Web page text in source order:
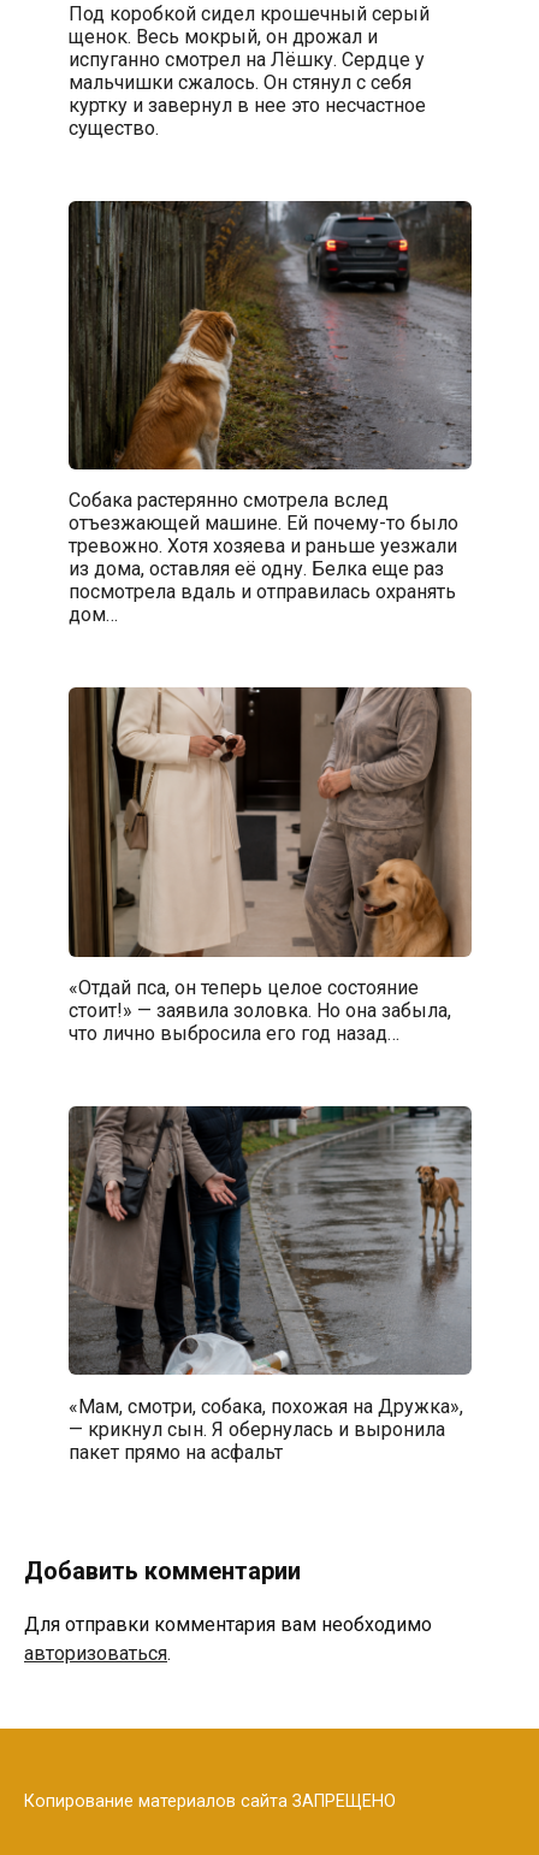
Под коробкой сидел крошечный серый
щенок. Весь мокрый, он дрожал и
испуганно смотрел на Лёшку. Сердце у
мальчишки сжалось. Он стянул с себя
куртку и завернул в нее это несчастное
существо.
Собака растерянно смотрела вслед
отъезжающей машине. Ей почему-то было
тревожно. Хотя хозяева и раньше уезжали
из дома, оставляя её одну. Белка еще раз
посмотрела вдаль и отправилась охранять
дом…
«Отдай пса, он теперь целое состояние
стоит!» — заявила золовка. Но она забыла,
что лично выбросила его год назад…
«Мам, смотри, собака, похожая на Дружка»,
— крикнул сын. Я обернулась и выронила
пакет прямо на асфальт
Добавить комментарии
Для отправки комментария вам необходимо
авторизоваться.
Копирование материалов сайта ЗАПРЕЩЕНО